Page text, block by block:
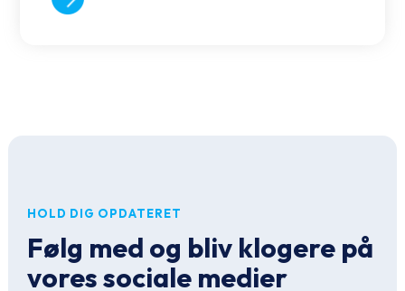
HOLD DIG OPDATERET
Følg med og bliv klogere på
vores sociale medier